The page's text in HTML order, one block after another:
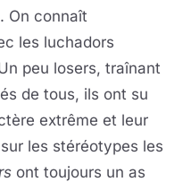
On connaît
les luchadors
peu losers, traînant
de tous, ils ont su
extrême et leur
les stéréotypes les
ont toujours un as